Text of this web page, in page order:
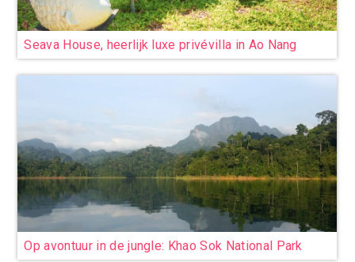
Seava House, heerlijk luxe privévilla in Ao Nang
Op avontuur in de jungle: Khao Sok National Park